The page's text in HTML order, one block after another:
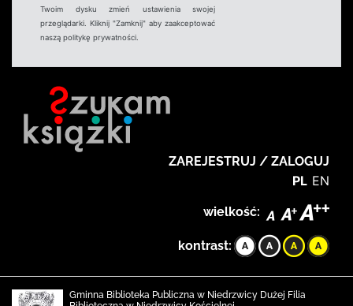
Twoim dysku zmień ustawienia swojej
przeglądarki. Kliknij "Zamknij" aby zaakceptować
naszą politykę prywatności.
ZAREJESTRUJ / ZALOGUJ
PL EN
wielkość:
kontrast:
Gminna Biblioteka Publiczna w Niedrzwicy Dużej Filia